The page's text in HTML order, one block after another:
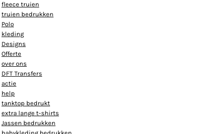
fleece truien
truien bedrukken
Polo
kleding
Designs
Offerte
over ons
DFT Transfers
actie
help
tanktop bedrukt
extra lange t-shirts
Jassen bedrukken